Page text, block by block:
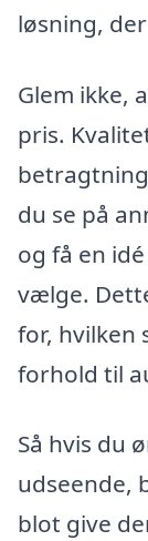
løsning,
Glem ikke,
pris.
du se på
og få en
vælge.
for, hvilken
forhold til
Så hvis du
udseende,
blot give